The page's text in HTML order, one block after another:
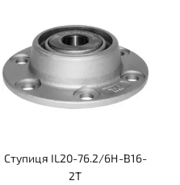
Ступиця IL20-76.2/6H-B16-
2T